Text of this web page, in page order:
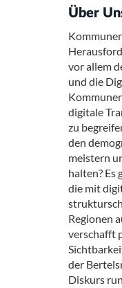
Über
vor allem
und die
digitale
zu
den
meistern
halten? Es
die mit
Regionen
verschafft
der
Diskurs